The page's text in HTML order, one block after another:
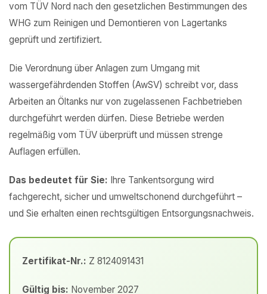
vom TÜV Nord nach den gesetzlichen Bestimmungen des
WHG zum Reinigen und Demontieren von Lagertanks
geprüft und zertifiziert.
Die Verordnung über Anlagen zum Umgang mit
wassergefährdenden Stoffen (AwSV) schreibt vor, dass
Arbeiten an Öltanks nur von zugelassenen Fachbetrieben
durchgeführt werden dürfen. Diese Betriebe werden
regelmäßig vom TÜV überprüft und müssen strenge
Auflagen erfüllen.
Das bedeutet für Sie: Ihre Tankentsorgung wird
fachgerecht, sicher und umweltschonend durchgeführt –
und Sie erhalten einen rechtsgültigen Entsorgungsnachweis.
Zertifikat-Nr.: Z 8124091431
Gültig bis: November 2027